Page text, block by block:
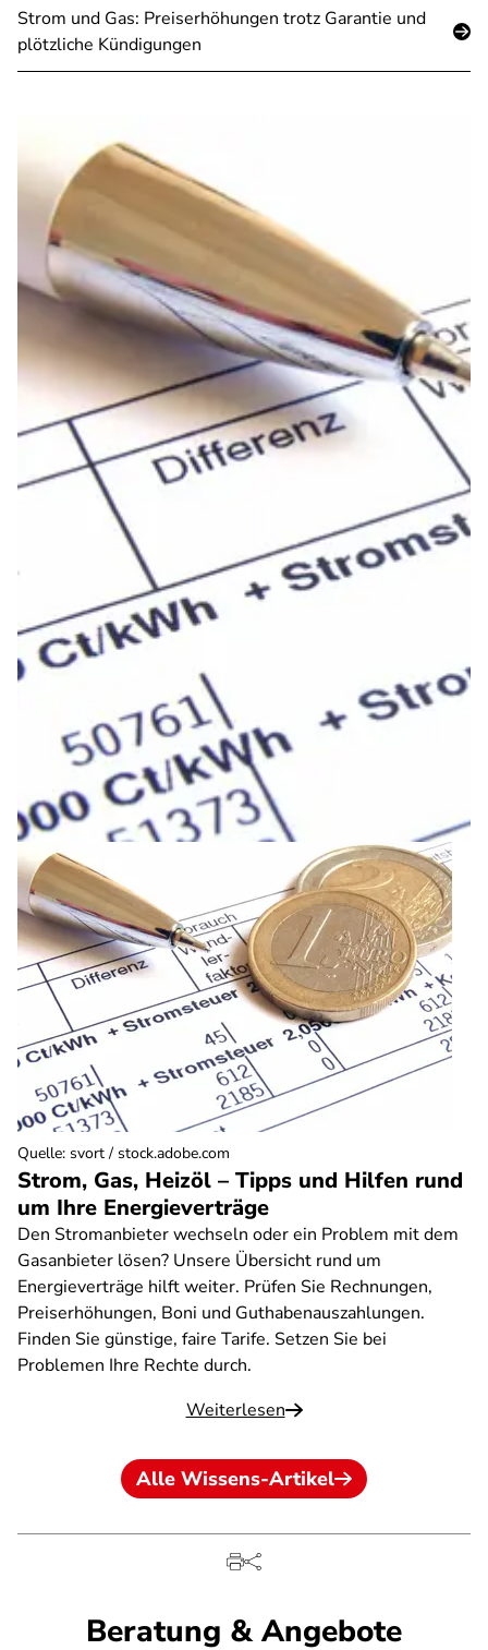
Strom und Gas: Preiserhöhungen trotz Garantie und
plötzliche Kündigungen
Strom, Gas, Heizöl – Tipps und Hilfen rund
um Ihre Energieverträge
Den Stromanbieter wechseln oder ein Problem mit dem
Gasanbieter lösen? Unsere Übersicht rund um
Energieverträge hilft weiter. Prüfen Sie Rechnungen,
Preiserhöhungen, Boni und Guthabenauszahlungen.
Finden Sie günstige, faire Tarife. Setzen Sie bei
Problemen Ihre Rechte durch.
Weiterlesen
Quelle: svort / stock.adobe.com
Alle Wissens-Artikel
Beratung & Angebote